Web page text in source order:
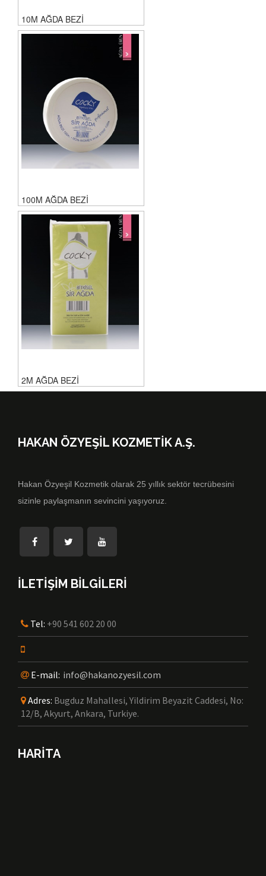
10M AĞDA BEZİ
100M AĞDA BEZİ
2M AĞDA BEZİ
HAKAN ÖZYEŞİL KOZMETİK A.Ş.
Hakan Özyeşil Kozmetik olarak 25 yıllık sektör tecrübesini
sizinle paylaşmanın sevincini yaşıyoruz.
İLETİŞİM BİLGİLERİ
Tel: +90 541 602 20 00
E-mail: info@hakanozyesil.com
Adres: Bugduz Mahallesi, Yildirim Beyazit Caddesi, No:
12/B, Akyurt, Ankara, Turkiye.
HARİTA